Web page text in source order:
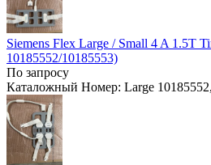
Siemens Flex Large / Small 4 A 1.5T
10185552/10185553)
По запросу
Каталожный Номер: Large